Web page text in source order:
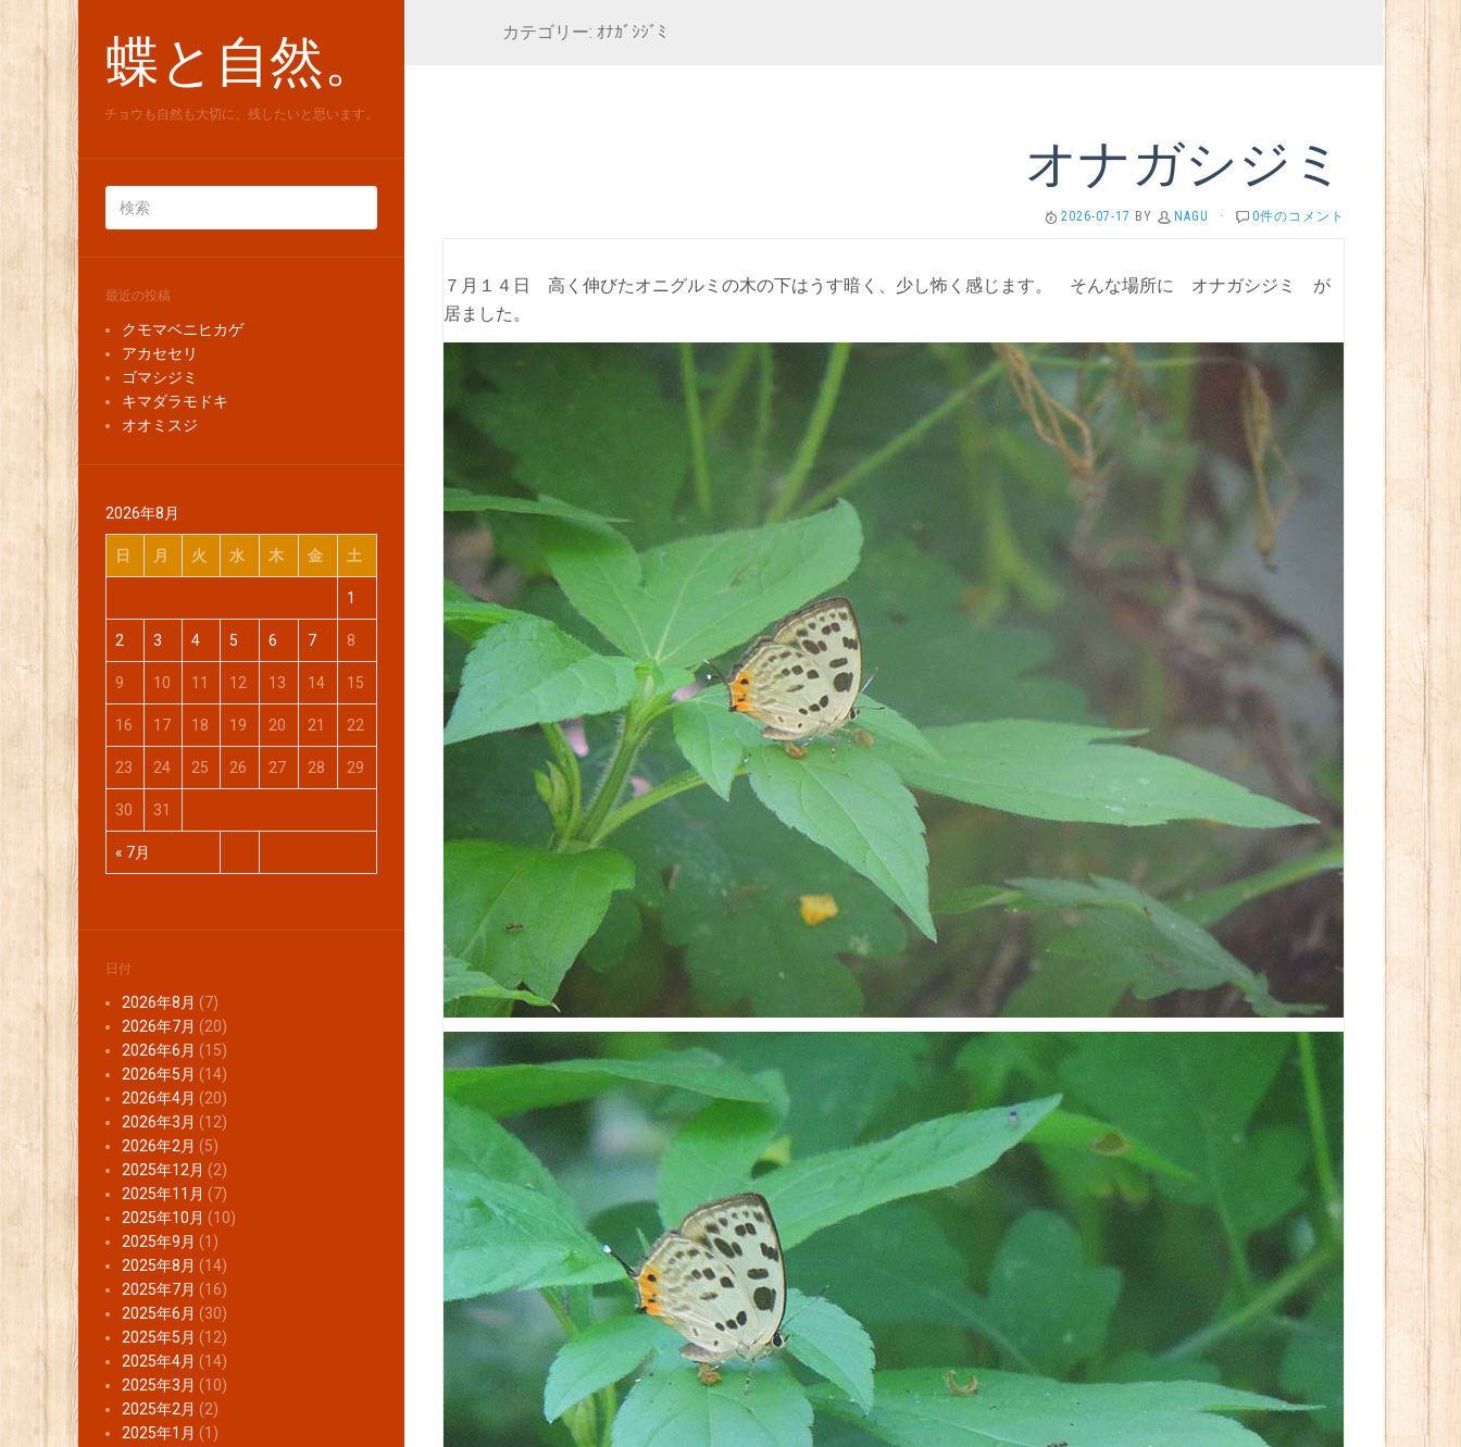
蝶と自然。
チョウも自然も大切に、残したいと思います。
最近の投稿
クモマベニヒカゲ
アカセセリ
ゴマシジミ
キマダラモドキ
オオミスジ
2026年8月
日 月 火 水 木 金 土
« 7月
1
2 3 4 5 6 7 8
9 10 11 12 13 14 15
16 17 18 19 20 21 22
23 24 25 26 27 28 29
30 31
日付
2026年8月 (7)
2026年7月 (20)
2026年6月 (15)
2026年5月 (14)
2026年4月 (20)
2026年3月 (12)
2026年2月 (5)
2025年12月 (2)
2025年11月 (7)
2025年10月 (10)
2025年9月 (1)
2025年8月 (14)
2025年7月 (16)
2025年6月 (30)
2025年5月 (12)
2025年4月 (14)
2025年3月 (10)
2025年2月 (2)
2025年1月 (1)
カテゴリー: ｵﾅｶﾞｼｼﾞﾐ
オナガシジミ
2026-07-17 BY NAGU · 0件のコメント
７月１４日 高く伸びたオニグルミの木の下はうす暗く、少し怖く感じます。 そんな場所に オナガシジミ が
居ました。